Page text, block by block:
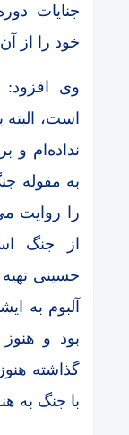
جنایات
خود را از
وی افزود:
است، البته
نداده‌ام و
به مقوله
را روایت
از جنگ
حسینی تهیه
آلبوم به
بود و
گذاشته
با جنگ به